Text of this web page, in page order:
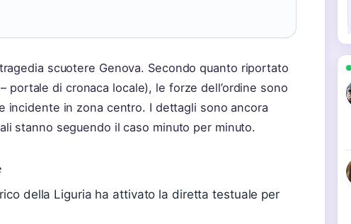
scuotere Genova. Secondo quanto riportato
portale di cronaca locale), le forze dell’ordine sono
incidente in zona centro. I dettagli sono ancora
stanno seguendo il caso minuto per minuto.
della Liguria ha attivato la diretta testuale per